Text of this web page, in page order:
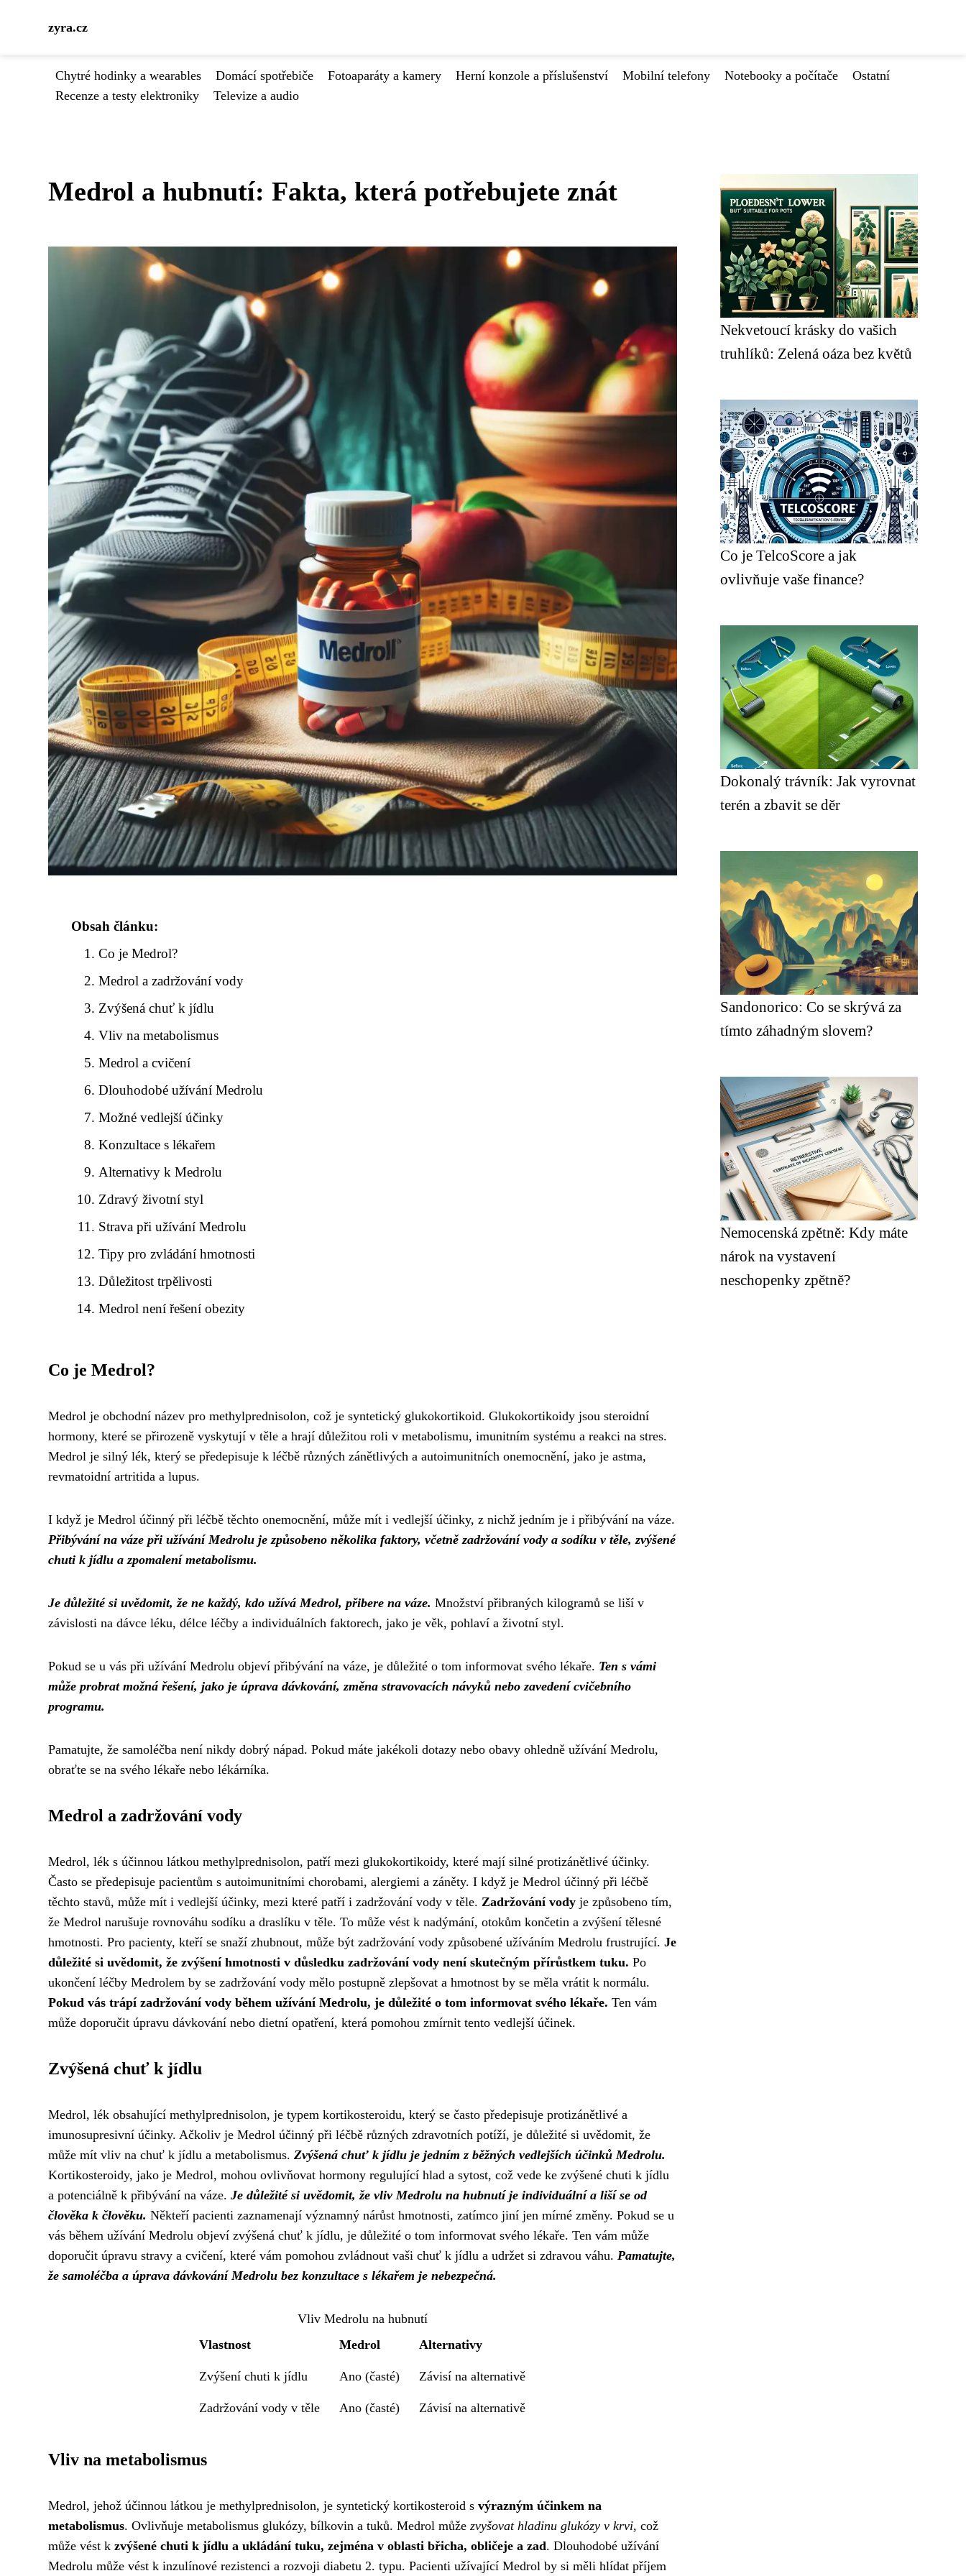
zyra.cz
Chytré hodinky a wearables Domácí spotřebiče Fotoaparáty a kamery Herní konzole a příslušenství Mobilní telefony Notebooky a počítače
Ostatní
Recenze a testy elektroniky
Televize a audio
Medrol a hubnutí: Fakta, která potřebujete znát
Obsah článku:
Co je Medrol?
Medrol a zadržování vody
Zvýšená chuť k jídlu
Vliv na metabolismus
Medrol a cvičení
Dlouhodobé užívání Medrolu
Možné vedlejší účinky
Konzultace s lékařem
Alternativy k Medrolu
Zdravý životní styl
Strava při užívání Medrolu
Tipy pro zvládání hmotnosti
Důležitost trpělivosti
Medrol není řešení obezity
Co je Medrol?
Medrol je obchodní název pro methylprednisolon, což je syntetický glukokortikoid. Glukokortikoidy jsou steroidní
hormony, které se přirozeně vyskytují v těle a hrají důležitou roli v metabolismu, imunitním systému a reakci na stres.
Medrol je silný lék, který se předepisuje k léčbě různých zánětlivých a autoimunitních onemocnění, jako je astma,
revmatoidní artritida a lupus.
I když je Medrol účinný při léčbě těchto onemocnění, může mít i vedlejší účinky, z nichž jedním je i přibývání na váze.
Přibývání na váze při užívání Medrolu je způsobeno několika faktory, včetně zadržování vody a sodíku v těle, zvýšené
chuti k jídlu a zpomalení metabolismu.
Je důležité si uvědomit, že ne každý, kdo užívá Medrol, přibere na váze. Množství přibraných kilogramů se liší v
závislosti na dávce léku, délce léčby a individuálních faktorech, jako je věk, pohlaví a životní styl.
Pokud se u vás při užívání Medrolu objeví přibývání na váze, je důležité o tom informovat svého lékaře. Ten s vámi
může probrat možná řešení, jako je úprava dávkování, změna stravovacích návyků nebo zavedení cvičebního
programu.
Pamatujte, že samoléčba není nikdy dobrý nápad. Pokud máte jakékoli dotazy nebo obavy ohledně užívání Medrolu,
obraťte se na svého lékaře nebo lékárníka.
Medrol a zadržování vody
Medrol, lék s účinnou látkou methylprednisolon, patří mezi glukokortikoidy, které mají silné protizánětlivé účinky.
Často se předepisuje pacientům s autoimunitními chorobami, alergiemi a záněty. I když je Medrol účinný při léčbě
těchto stavů, může mít i vedlejší účinky, mezi které patří i zadržování vody v těle. Zadržování vody je způsobeno tím,
že Medrol narušuje rovnováhu sodíku a draslíku v těle. To může vést k nadýmání, otokům končetin a zvýšení tělesné
hmotnosti. Pro pacienty, kteří se snaží zhubnout, může být zadržování vody způsobené užíváním Medrolu frustrující. Je
důležité si uvědomit, že zvýšení hmotnosti v důsledku zadržování vody není skutečným přírůstkem tuku. Po
ukončení léčby Medrolem by se zadržování vody mělo postupně zlepšovat a hmotnost by se měla vrátit k normálu.
Pokud vás trápí zadržování vody během užívání Medrolu, je důležité o tom informovat svého lékaře. Ten vám
může doporučit úpravu dávkování nebo dietní opatření, která pomohou zmírnit tento vedlejší účinek.
Zvýšená chuť k jídlu
Medrol, lék obsahující methylprednisolon, je typem kortikosteroidu, který se často předepisuje protizánětlivé a
imunosupresivní účinky. Ačkoliv je Medrol účinný při léčbě různých zdravotních potíží, je důležité si uvědomit, že
může mít vliv na chuť k jídlu a metabolismus. Zvýšená chuť k jídlu je jedním z běžných vedlejších účinků Medrolu.
Kortikosteroidy, jako je Medrol, mohou ovlivňovat hormony regulující hlad a sytost, což vede ke zvýšené chuti k jídlu
a potenciálně k přibývání na váze. Je důležité si uvědomit, že vliv Medrolu na hubnutí je individuální a liší se od
člověka k člověku. Někteří pacienti zaznamenají významný nárůst hmotnosti, zatímco jiní jen mírné změny. Pokud se u
vás během užívání Medrolu objeví zvýšená chuť k jídlu, je důležité o tom informovat svého lékaře. Ten vám může
doporučit úpravu stravy a cvičení, které vám pomohou zvládnout vaši chuť k jídlu a udržet si zdravou váhu. Pamatujte,
že samoléčba a úprava dávkování Medrolu bez konzultace s lékařem je nebezpečná.
Vliv Medrolu na hubnutí
Vlastnost
Medrol Alternativy
Zvýšení chuti k jídlu Ano (časté) Závisí na alternativě
Zadržování vody v těle Ano (časté) Závisí na alternativě
Vliv na metabolismus
Medrol, jehož účinnou látkou je methylprednisolon, je syntetický kortikosteroid s výrazným účinkem na
metabolismus. Ovlivňuje metabolismus glukózy, bílkovin a tuků. Medrol může zvyšovat hladinu glukózy v krvi, což
může vést k zvýšené chuti k jídlu a ukládání tuku, zejména v oblasti břicha, obličeje a zad. Dlouhodobé užívání
Medrolu může vést k inzulínové rezistenci a rozvoji diabetu 2. typu. Pacienti užívající Medrol by si měli hlídat příjem
Nekvetoucí krásky do vašich
truhlíků: Zelená oáza bez květů
Co je TelcoScore a jak
ovlivňuje vaše finance?
Dokonalý trávník: Jak vyrovnat
terén a zbavit se děr
Sandonorico: Co se skrývá za
tímto záhadným slovem?
Nemocenská zpětně: Kdy máte
nárok na vystavení
neschopenky zpětně?